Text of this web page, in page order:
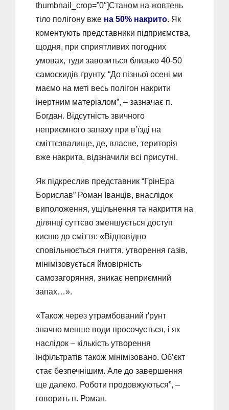
thumbnail_crop=”0″]Станом на жовтень
тіло полігону вже на 50% накрито. Як
коментують представники підприємства,
щодня, при сприятливих погодних
умовах, туди завозиться близько 40-50
самоскидів ґрунту. “До пізньої осені ми
маємо на меті весь полігон накрити
інертним матеріалом”, – зазначає п.
Богдан. Відсутність звичного
неприємного запаху при в’їзді на
сміттєзвалище, де, власне, територія
вже накрита, відзначили всі присутні.
Як підкреслив представник “ГрінЕра
Борислав” Роман Іванців, внаслідок
виположення, ущільнення та накриття на
ділянці суттєво зменшується доступ
кисню до сміття: «Відповідно
сповільнюється гниття, утворення газів,
мінімізовується ймовірність
самозагоряння, зникає неприємний
запах…».
«Також через утрамбований ґрунт
значно менше води просочується, і як
наслідок – кількість утворення
інфільтратів також мінімізовано. Об’єкт
стає безпечнішим. Але до завершення
ще далеко. Роботи продовжуються”, –
говорить п. Роман.